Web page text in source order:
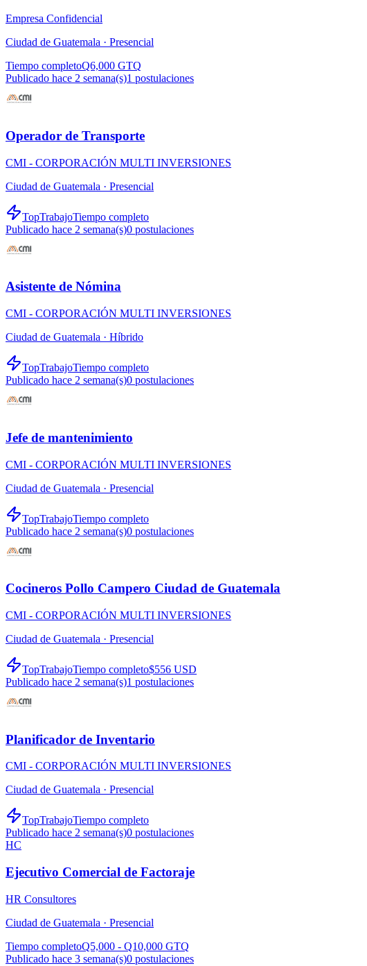
Empresa Confidencial
Ciudad de Guatemala · Presencial
Tiempo completoQ6,000 GTQ
Publicado hace 2 semana(s)1 postulaciones
Operador de Transporte
CMI - CORPORACIÓN MULTI INVERSIONES
Ciudad de Guatemala · Presencial
TopTrabajoTiempo completo
Publicado hace 2 semana(s)0 postulaciones
Asistente de Nómina
CMI - CORPORACIÓN MULTI INVERSIONES
Ciudad de Guatemala · Híbrido
TopTrabajoTiempo completo
Publicado hace 2 semana(s)0 postulaciones
Jefe de mantenimiento
CMI - CORPORACIÓN MULTI INVERSIONES
Ciudad de Guatemala · Presencial
TopTrabajoTiempo completo
Publicado hace 2 semana(s)0 postulaciones
Cocineros Pollo Campero Ciudad de Guatemala
CMI - CORPORACIÓN MULTI INVERSIONES
Ciudad de Guatemala · Presencial
TopTrabajoTiempo completo$556 USD
Publicado hace 2 semana(s)1 postulaciones
Planificador de Inventario
CMI - CORPORACIÓN MULTI INVERSIONES
Ciudad de Guatemala · Presencial
TopTrabajoTiempo completo
Publicado hace 2 semana(s)0 postulaciones
HC
Ejecutivo Comercial de Factoraje
HR Consultores
Ciudad de Guatemala · Presencial
Tiempo completoQ5,000 - Q10,000 GTQ
Publicado hace 3 semana(s)0 postulaciones